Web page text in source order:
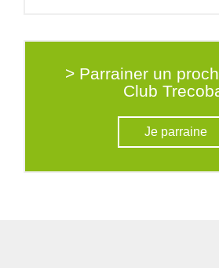
> Parrainer un
Club
Je parraine